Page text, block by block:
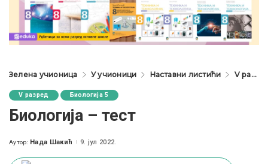
Зелена учионица У учионици Наставни листићи V разред
V разред Биологија 5
Биологија – тест
Posted
Аутор: Нада Шакић 9. јул 2022.